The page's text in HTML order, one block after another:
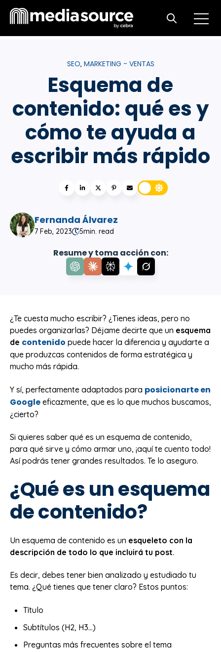
Open
Open search
SEO, MARKETING - VENTAS
Esquema de
contenido: qué es y
cómo te ayuda a
escribir más rápido
Fernanda Álvarez
7 Feb, 2023 5min. read
Resume y toma acción con:
¿Te cuesta mucho escribir? ¿Tienes ideas, pero no
puedes organizarlas? Déjame decirte que un esquema
de contenido puede hacer la diferencia y ayudarte a
que produzcas contenidos de forma estratégica y
mucho más rápida.
Y sí, perfectamente adaptados para posicionarte en
Google eficazmente, que es lo que muchos buscamos,
¿cierto?
Si quieres saber qué es un esquema de contenido,
para qué sirve y cómo armar uno, ¡aquí te cuento todo!
Así podrás tener grandes resultados. Te lo aseguro.
¿Qué es un esquema
de contenido?
Un esquema de contenido es un esqueleto con la
descripción de todo lo que incluirá tu post.
Es decir, debes tener bien analizado y estudiado tu
tema. ¿Qué tienes que tener claro? Estos puntos:
Título
Subtítulos (H2, H3…)
Preguntas más frecuentes sobre el tema